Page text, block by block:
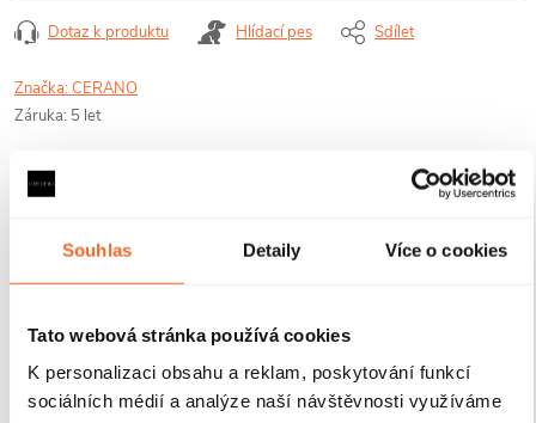
Souhlas Detaily Více o cookies
Tato webová stránka používá cookies
K personalizaci obsahu a reklam, poskytování funkcí
sociálních médií a analýze naší návštěvnosti využíváme
Dotaz k produktu Hlídací pes Sdílet
Značka:CERANO
Záruka: 5 let